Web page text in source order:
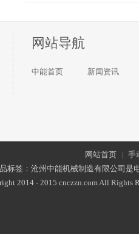
网站导航
中能首页 新闻资讯
网站首页 | 手
标签：沧州中能机械制造有限公司是
2014 - 2015 cnczzn.com All Rights